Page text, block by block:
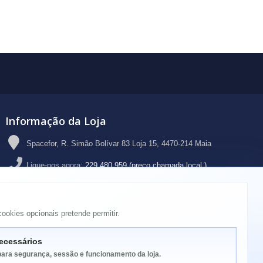
Informação da Loja
Spacefor, R. Simão Bolívar 83 Loja 15, 4470-214 Maia
Ligue-nos agora:229 480 959 (preço chamada local )
opcionais pretende permitir.
segurança, sessão e funcionamento da loja.